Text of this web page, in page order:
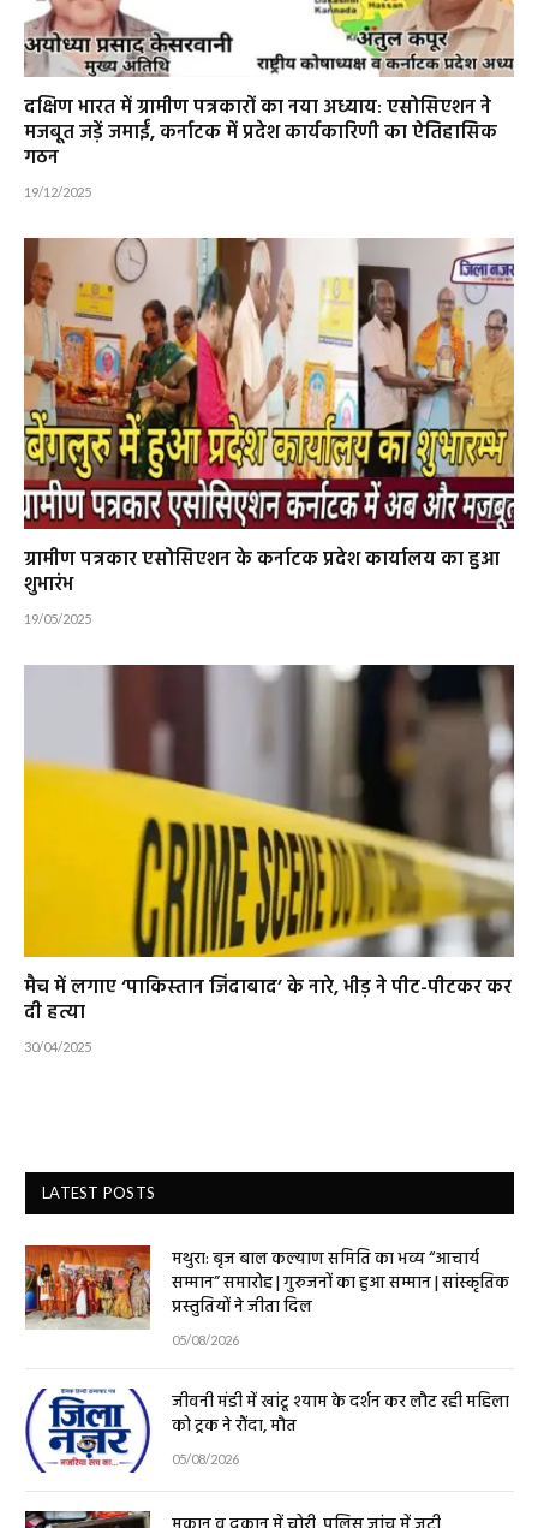
दक्षिण भारत में ग्रामीण पत्रकारों का नया अध्याय: एसोसिएशन ने
मजबूत जड़ें जमाईं, कर्नाटक में प्रदेश कार्यकारिणी का ऐतिहासिक
गठन
19/12/2025
ग्रामीण पत्रकार एसोसिएशन के कर्नाटक प्रदेश कार्यालय का हुआ
शुभारंभ
19/05/2025
मैच में लगाए ‘पाकिस्तान जिंदाबाद’ के नारे, भीड़ ने पीट-पीटकर कर
दी हत्या
30/04/2025
LATEST POSTS
मथुरा: बृज बाल कल्याण समिति का भव्य “आचार्य
सम्मान” समारोह | गुरुजनों का हुआ सम्मान | सांस्कृतिक
प्रस्तुतियों ने जीता दिल
05/08/2026
जीवनी मंडी में खांटू श्याम के दर्शन कर लौट रही महिला
को ट्रक ने रौंदा, मौत
05/08/2026